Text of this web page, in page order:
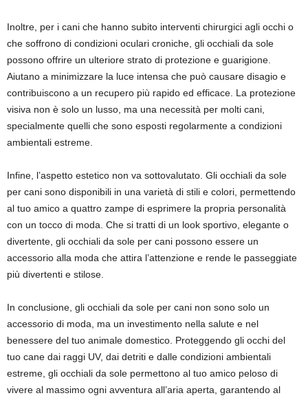
Inoltre, per i cani che hanno subito interventi chirurgici agli occhi o
che soffrono di condizioni oculari croniche, gli occhiali da sole
possono offrire un ulteriore strato di protezione e guarigione.
Aiutano a minimizzare la luce intensa che può causare disagio e
contribuiscono a un recupero più rapido ed efficace. La protezione
visiva non è solo un lusso, ma una necessità per molti cani,
specialmente quelli che sono esposti regolarmente a condizioni
ambientali estreme.
Infine, l’aspetto estetico non va sottovalutato. Gli occhiali da sole
per cani sono disponibili in una varietà di stili e colori, permettendo
al tuo amico a quattro zampe di esprimere la propria personalità
con un tocco di moda. Che si tratti di un look sportivo, elegante o
divertente, gli occhiali da sole per cani possono essere un
accessorio alla moda che attira l’attenzione e rende le passeggiate
più divertenti e stilose.
In conclusione, gli occhiali da sole per cani non sono solo un
accessorio di moda, ma un investimento nella salute e nel
benessere del tuo animale domestico. Proteggendo gli occhi del
tuo cane dai raggi UV, dai detriti e dalle condizioni ambientali
estreme, gli occhiali da sole permettono al tuo amico peloso di
vivere al massimo ogni avventura all’aria aperta, garantendo al